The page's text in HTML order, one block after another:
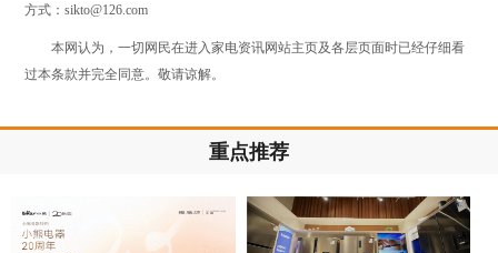
方式：sikto@126.com
本网认为，一切网民在进入家电资讯网站主页及各层页面时已经仔细看
过本条款并完全同意。敬请谅解。
重点推荐